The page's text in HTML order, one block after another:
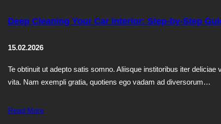
Deep Cleaning Your Car Interior: Step-by-Step
15.02.2026
Te obtinuit ut adepto satis somno. Aliisque institoribus iter deliciae
vita. Nam exempli gratia, quotiens ego vadam ad diversorum…
Read More